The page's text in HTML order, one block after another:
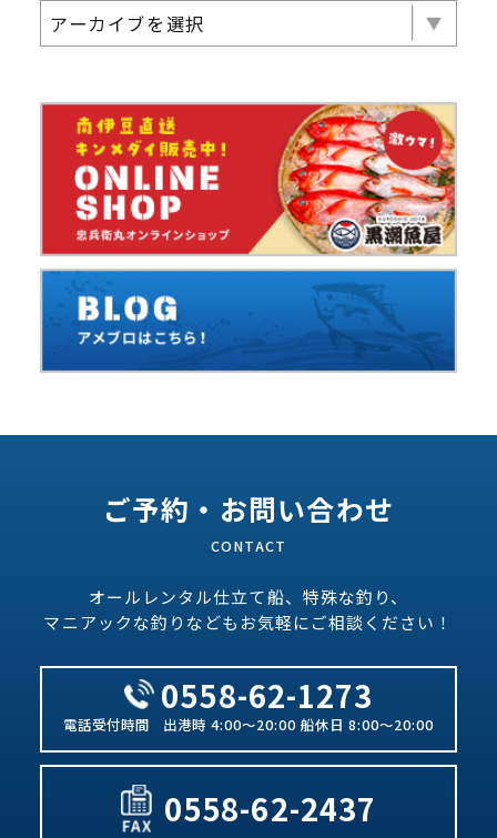
アーカイブを選択
ご予約・お問い合わせ
オールレンタル仕立て船、特殊な釣り、
マニアックな釣りなどもお気軽にご相談ください！
0558-62-1273
出港時 4:00～20:00 船休日 8:00～20:00
0558-62-2437